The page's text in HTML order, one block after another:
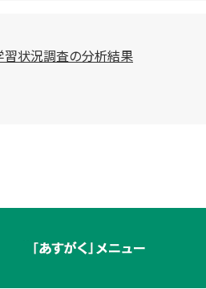
状況調査の分析結果